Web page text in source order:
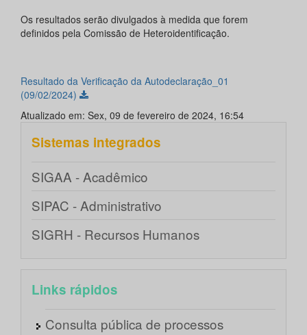
Os resultados serão divulgados à medida que forem
definidos pela Comissão de Heteroidentificação.
Resultado da Verificação da Autodeclaração_01
(09/02/2024)
Atualizado em: Sex, 09 de fevereiro de 2024, 16:54
Sistemas integrados
SIGAA - Acadêmico
SIPAC - Administrativo
SIGRH - Recursos Humanos
Links rápidos
Consulta pública de processos